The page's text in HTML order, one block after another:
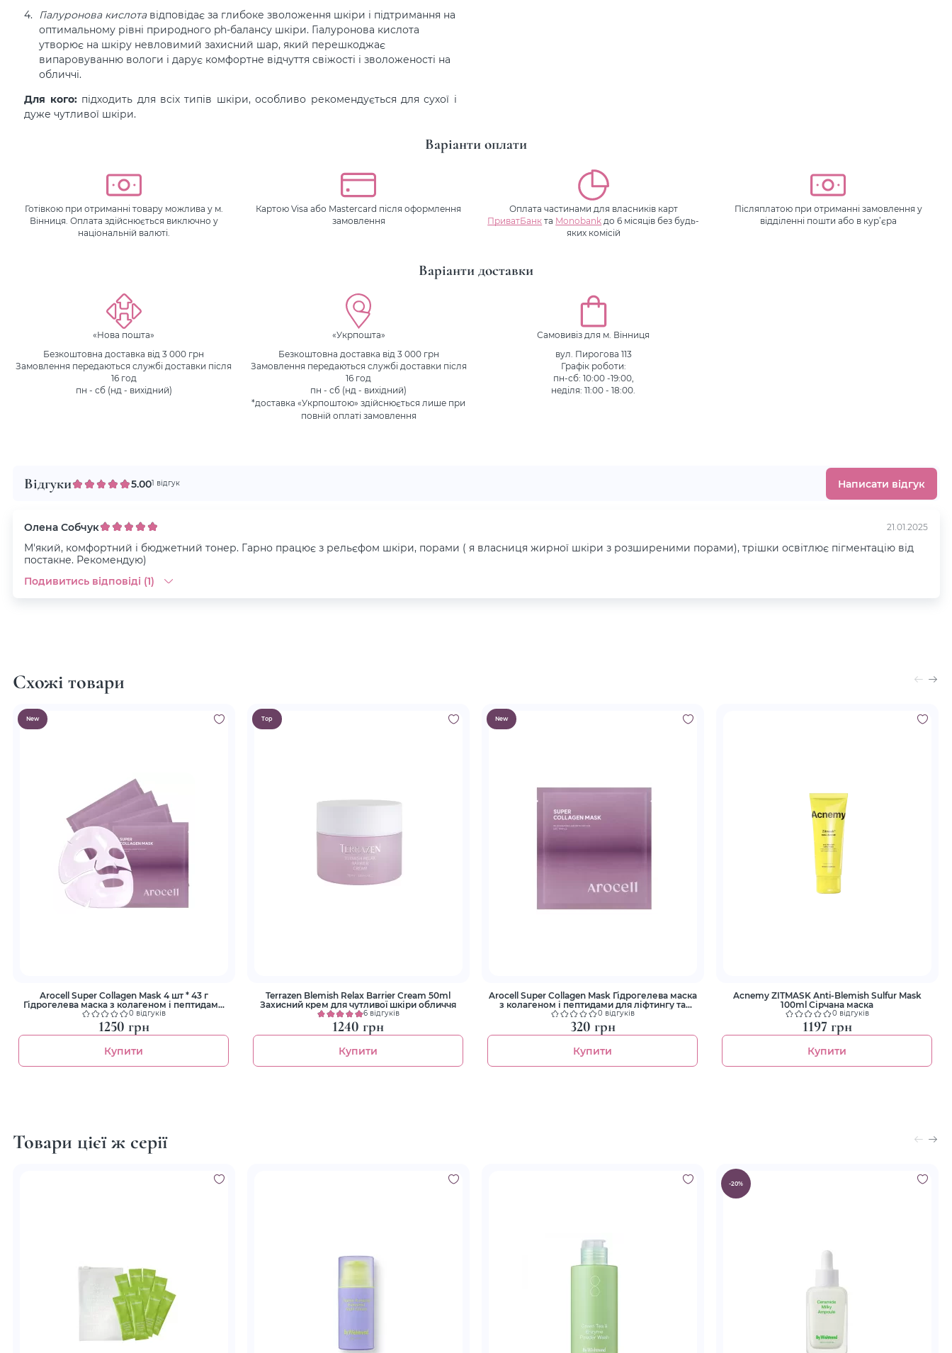
Гіалуронова кислота відповідає за глибоке зволоження шкіри і підтримання на
оптимальному рівні природного ph-балансу шкіри. Гіалуронова кислота
утворює на шкіру невловимий захисний шар, який перешкоджає
випаровуванню вологи і дарує комфортне відчуття свіжості і зволоженості на
обличчі.
Для кого: підходить для всіх типів шкіри, особливо рекомендується для сухої і
дуже чутливої ​​шкіри.
Варіанти оплати
Готівкою при отриманні товару можлива у м.
Вінниця. Оплата здійснюється виключно у
національній валюті.
Картою Visa або Mastercard після оформлення
замовлення
Оплата частинами для власників карт
ПриватБанк та Monobank до 6 місяців без будь-
яких комісій
Післяплатою при отриманні замовлення у
відділенні пошти або в кур’єра
Варіанти доставки
«Нова пошта»
Безкоштовна доставка від 3 000 грн
Замовлення передаються службі доставки після
16 год
пн - сб (нд - вихідний)
«Укрпошта»
Безкоштовна доставка від 3 000 грн
Замовлення передаються службі доставки після
16 год
пн - сб (нд - вихідний)
*доставка «Укрпоштою» здійснюється лише при
повній оплаті замовлення
Самовивіз для м. Вінниця
вул. Пирогова 113
Графік роботи:
пн-сб: 10:00 -19:00,
неділя: 11:00 - 18:00.
Відгуки 5.001 відгук Написати відгук
Олена Собчук 21.01.2025
М'який, комфортний і бюджетний тонер. Гарно працює з рельєфом шкіри, порами ( я власниця жирної шкіри з розширеними порами), трішки освітлює пігментацію від
постакне. Рекомендую)
Подивитись відповіді (1)
Схожі товари
New
Arocell Super Collagen Mask 4 шт * 43 г
Гідрогелева маска з колагеном і пептидами
для ліфтингу та зволоження
0 відгуків
1250 грн
Купити
Top
Terrazen Blemish Relax Barrier Cream 50ml
Захисний крем для чутливої шкіри обличчя
6 відгуків
1240 грн
Купити
New
Arocell Super Collagen Mask Гідрогелева маска
з колагеном і пептидами для ліфтингу та
зволоження
0 відгуків
320 грн
Купити
Acnemy ZITMASK Anti-Blemish Sulfur Mask
100ml Сірчана маска
0 відгуків
1197 грн
Купити
Товари цієї ж серії
-20%